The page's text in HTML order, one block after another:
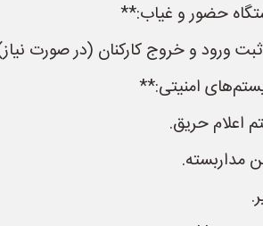
حضور و غیاب:**
ورود و خروج کارکنان (در صورت
امنیتی:**
اعلام حریق.
مداربسته.